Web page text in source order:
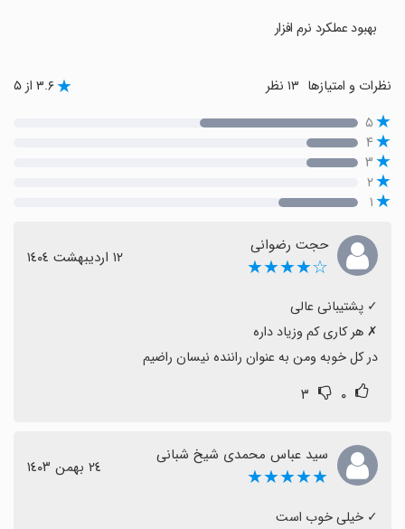
بهبود عملکرد نرم افزار
نظرات و امتیازها ۳.۶ از ۵
۵
۴
۳
۲
۱
حجت رضوانی
☆★★★★ ١٢ اردیبهشت ١٤٠٤
در کل خوبه ومن به عنوان راننده نیسان راضیم
۰ ۳
سید عباس محمدی شیخ شبانی
★★★★★ ٢٤ بهمن ١٤٠٣
‏✓ خیلی خوب است